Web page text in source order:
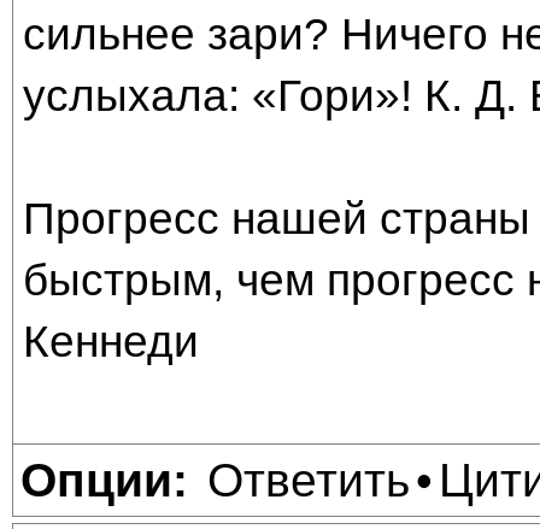
сильнее зари? Ничего
услыхала: «Гори»! К. Д.
Прогресс нашей
быстрым, чем прогресс
Кеннеди
Опции: Ответить•